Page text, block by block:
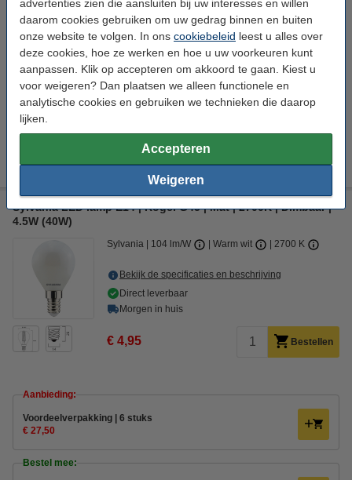
advertenties zien die aansluiten bij uw interesses en willen
daarom cookies gebruiken om uw gedrag binnen en buiten
onze website te volgen. In ons cookiebeleid leest u alles over
deze cookies, hoe ze werken en hoe u uw voorkeuren kunt
aanpassen. Klik op accepteren om akkoord te gaan. Kiest u
voor weigeren? Dan plaatsen we alleen functionele en
analytische cookies en gebruiken we technieken die daarop
lijken.
Accepteren
Weigeren
Aanbieding:
Voordeelverpakking | 6 stuks
€ 27,50
Bestel mee:
Led dimmer 0-100W | 123led huismerk
Sylvania LED lamp E14 | Kogel G45 | Mat | 2700K | Dimbaar |
4.5W (40W)
Sylvania 104 lm/W Warm wit 2700 K
Bekijk de specificaties en beschrijving
Direct leverbaar
Morgen in huis
€ 4,95 Bestellen
Aanbieding:
Voordeelverpakking | 6 stuks
€ 27,50
Bestel mee: